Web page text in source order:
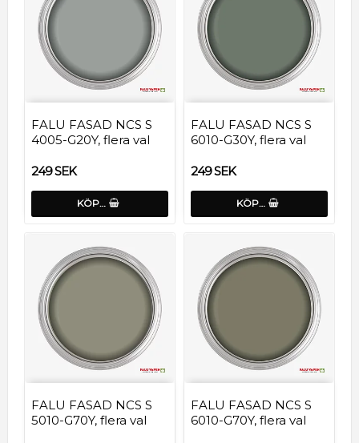
FALU FASAD NCS S
4005-G20Y, flera val
249 SEK
KÖP…
FALU FASAD NCS S
6010-G30Y, flera val
249 SEK
KÖP…
FALU FASAD NCS S
5010-G70Y, flera val
FALU FASAD NCS S
6010-G70Y, flera val